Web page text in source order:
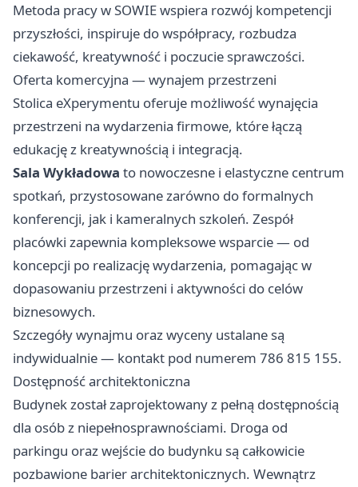
Metoda pracy w SOWIE wspiera rozwój kompetencji
przyszłości, inspiruje do współpracy, rozbudza
ciekawość, kreatywność i poczucie sprawczości.
Oferta komercyjna — wynajem przestrzeni
Stolica eXperymentu oferuje możliwość wynajęcia
przestrzeni na wydarzenia firmowe, które łączą
edukację z kreatywnością i integracją.
Sala Wykładowa to nowoczesne i elastyczne centrum
spotkań, przystosowane zarówno do formalnych
konferencji, jak i kameralnych szkoleń. Zespół
placówki zapewnia kompleksowe wsparcie — od
koncepcji po realizację wydarzenia, pomagając w
dopasowaniu przestrzeni i aktywności do celów
biznesowych.
Szczegóły wynajmu oraz wyceny ustalane są
indywidualnie — kontakt pod numerem 786 815 155.
Dostępność architektoniczna
Budynek został zaprojektowany z pełną dostępnością
dla osób z niepełnosprawnościami. Droga od
parkingu oraz wejście do budynku są całkowicie
pozbawione barier architektonicznych. Wewnątrz